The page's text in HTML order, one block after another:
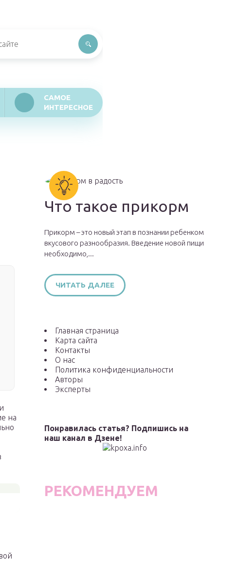
САМОЕ
ИНТЕРЕСНОЕ
на
Что такое прикорм
Прикорм – это новый этап в познании ребенком
вкусового разнообразия. Введение новой пищи
необходимо,...
ЧИТАТЬ ДАЛЕЕ
Главная страница
Карта сайта
Контакты
О нас
Политика конфиденциальности
Авторы
Эксперты
Понравилась статья? Подпишись на
наш канал в Дзене!
РЕКОМЕНДУЕМ